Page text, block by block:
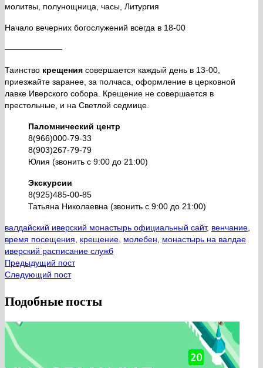
молитвы, полунощница, часы, Литургия
Начало вечерних богослужений всегда в 18-00
———————
Таинство крещения совершается каждый день в 13-00,
приезжайте заранее, за полчаса, оформление в церковной
лавке Иверского собора. Крещение не совершается в
престольные, и на Светлой седмице.
Паломнический центр
8(966)000-79-33
8(903)267-79-79
Юлия (звонить с 9:00 до 21:00)
Экскурсии
8(925)485-00-85
Татьяна Николаевна (звонить с 9:00 до 21:00)
валдайский иверский монастырь официальный сайт, венчание,
время посещения, крещение, молебен, монастырь на валдае
иверский расписание служб
Предыдущий пост
Следующий пост
Подобные посты